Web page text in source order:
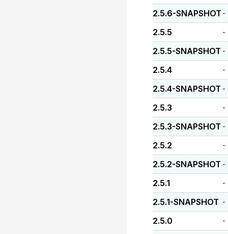
2.5.6-SNAPSHOT -
2.5.5 -
2.5.5-SNAPSHOT -
2.5.4 -
2.5.4-SNAPSHOT -
2.5.3 -
2.5.3-SNAPSHOT -
2.5.2 -
2.5.2-SNAPSHOT -
2.5.1 -
2.5.1-SNAPSHOT -
2.5.0 -